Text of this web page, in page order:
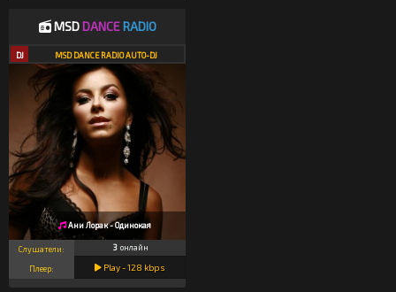
MSDDANCE RADIO
DJ MSD DANCE RADIO AUTO-DJ
Ани Лорак - Одинокая
Слушатели: 3 онлайн
Плеер: Play -128 kbps